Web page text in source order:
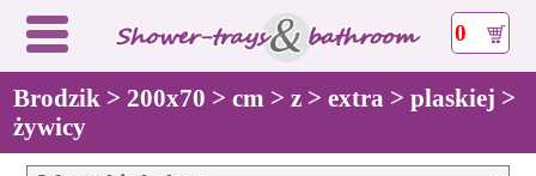
0
Brodzik > 200x70 > cm > z > extra > plaskiej >
żywicy